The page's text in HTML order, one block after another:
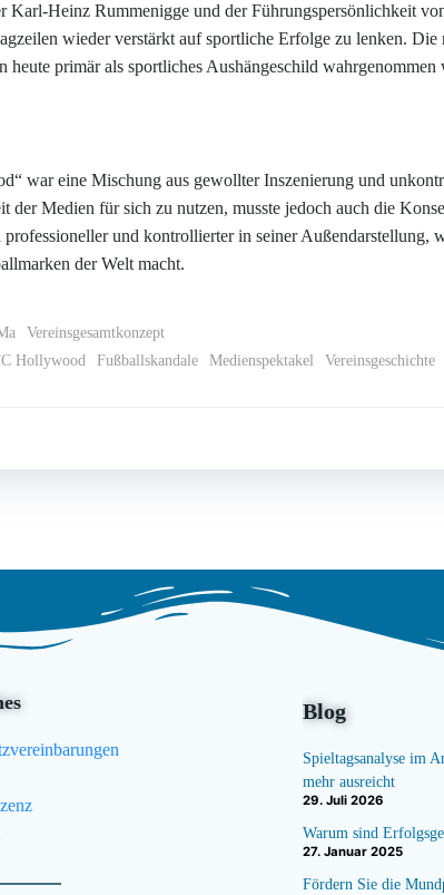
Karl-Heinz Rummenigge und der Führungspersönlichkeit
wieder verstärkt auf sportliche Erfolge zu lenken.
heute primär als sportliches Aushängeschild wahrgenommen
war eine Mischung aus gewollter Inszenierung und
der Medien für sich zu nutzen, musste jedoch auch die
und kontrollierter in seiner Außendarstellung,
der Welt macht.
Vereinsgesamtkonzept
Hollywood Fußballskandale Medienspektakel Vereinsgeschichte
Blog
Spieltagsanalyse im
mehr ausreicht
29. Juli 2026
Warum sind
27. Januar 2025
Fördern Sie die